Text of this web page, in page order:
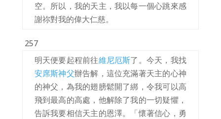
空。所以，我的天主，我以每一個心跳來感
謝祢對我的偉大仁慈。
257
明天便要起程前往維尼厄斯了。今天，我找
安席斯神父辦告解，這位充滿著天主的心神
的神父，為我的翅膀鬆開了綁，令我可以高
飛到最高的高處，他解除了我的一切疑懼，
告訴我要相信天主的恩澤。「懷著信心，勇